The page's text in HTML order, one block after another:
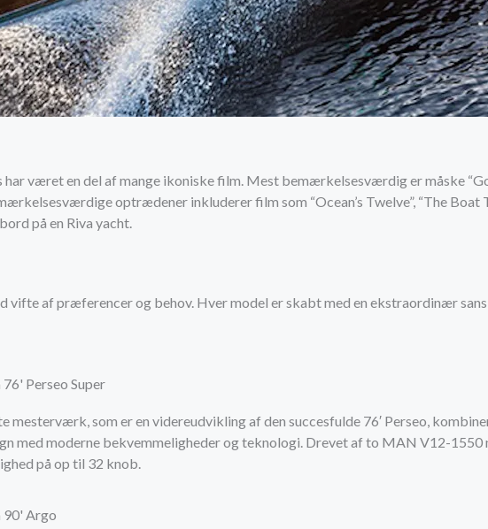
været en del af mange ikoniske film. Mest bemærkelsesværdig er måske
optrædener inkluderer film som “Ocean’s Twelve”, “The Boat
på en Riva yacht.
vifte af præferencer og behov. Hver model er skabt med en ekstraordinær
76' Perseo Super
mesterværk, som er en videreudvikling af den succesfulde 76′ Perseo,
med moderne bekvemmeligheder og teknologi. Drevet af to MAN V12-1550
på op til 32 knob.
90' Argo